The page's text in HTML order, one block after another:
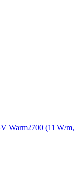
Warm2700 (11 W/m,